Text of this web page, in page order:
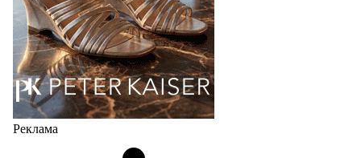
Реклама